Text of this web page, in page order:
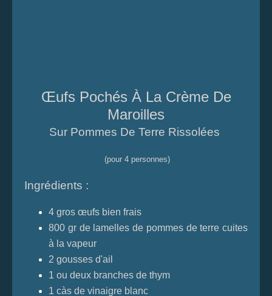
Œufs Pochés À La Crème De
Maroilles
Sur Pommes De Terre Rissolées
(pour 4 personnes)
Ingrédients :
4 gros œufs bien frais
800 gr de lamelles de pommes de terre cuites
à la vapeur
2 gousses d'ail
1 ou deux branches de thym
1 càs de vinaigre blanc